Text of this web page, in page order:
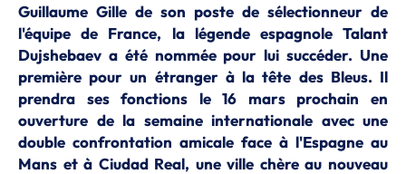
Guillaume Gille de son poste de sélectionneur de
l'équipe de France, la légende espagnole Talant
Dujshebaev a été nommée pour lui succéder. Une
première pour un étranger à la tête des Bleus. Il
prendra ses fonctions le 16 mars prochain en
ouverture de la semaine internationale avec une
double confrontation amicale face à l'Espagne au
Mans et à Ciudad Real, une ville chère au nouveau